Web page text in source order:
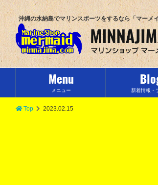
沖縄の水納島でマリンスポーツをするなら「マーメ
Menu
メニュー 新着情報・
Top 2023.02.15